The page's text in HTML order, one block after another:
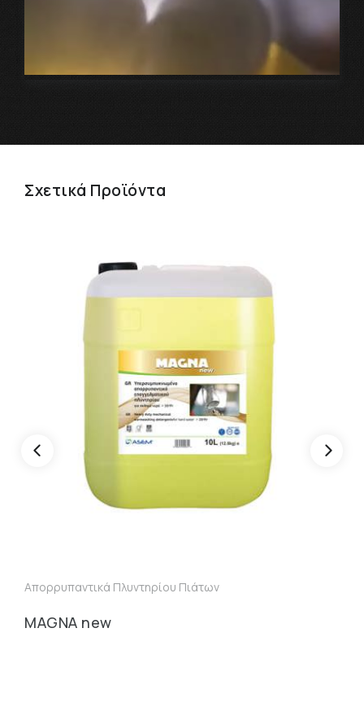
Σχετικά Προϊόντα
Απορρυπαντικά Πλυντηρίου Πιάτων
MAGNA new